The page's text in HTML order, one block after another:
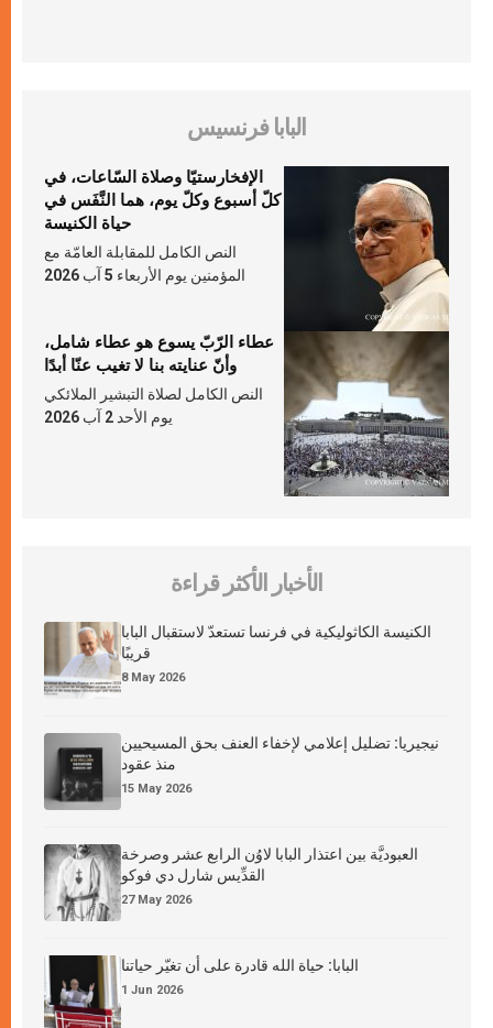
البابا فرنسيس
الإفخارستيّا وصلاة السّاعات، في
كلّ أسبوع وكلّ يوم، هما النَّفَس في
حياة الكنيسة
النص الكامل للمقابلة العامّة مع
المؤمنين يوم الأربعاء 5 آب 2026
عطاء الرّبّ يسوع هو عطاء شامل،
وأنّ عنايته بنا لا تغيب عنّا أبدًا
النص الكامل لصلاة التبشير الملائكي
يوم الأحد 2 آب 2026
الأخبار الأكثر قراءة
الكنيسة الكاثوليكية في فرنسا تستعدّ لاستقبال البابا
قريبًا
8 May 2026
نيجيريا: تضليل إعلامي لإخفاء العنف بحق المسيحيين
منذ عقود
15 May 2026
العبوديَّة بين اعتذار البابا لاوُن الرابع عشر وصرخة
القدِّيس شارل دي فوكو
27 May 2026
البابا: حياة الله قادرة على أن تغيّر حياتنا
1 Jun 2026